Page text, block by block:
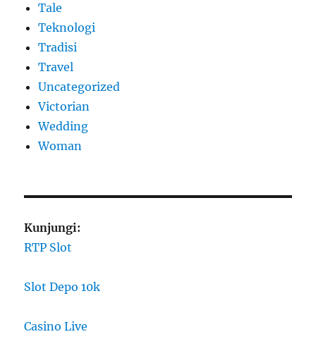
Tale
Teknologi
Tradisi
Travel
Uncategorized
Victorian
Wedding
Woman
Kunjungi:
RTP Slot
Slot Depo 10k
Casino Live